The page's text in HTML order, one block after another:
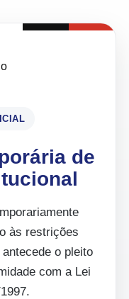
de
às restrições
o pleito
com a Lei